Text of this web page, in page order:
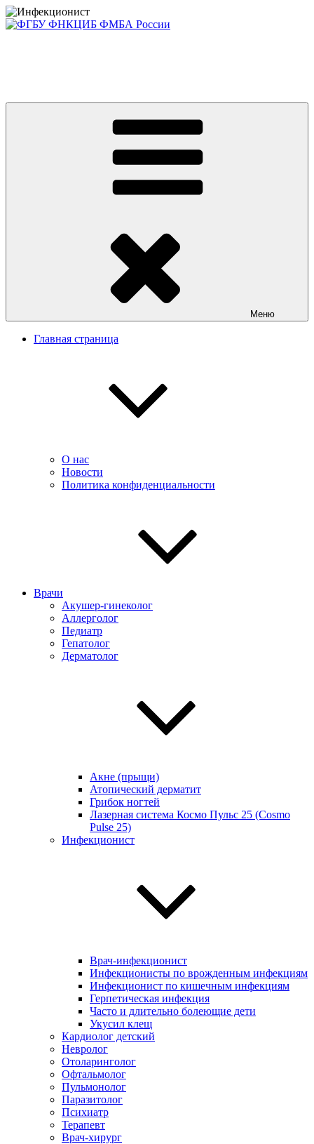
Перейти
к
Меню
Главная страница
О нас
Новости
Политика конфиденциальности
Врачи
Акушер-гинеколог
Аллерголог
Педиатр
Гепатолог
Дерматолог
Акне (прыщи)
Атопический дерматит
Грибок ногтей
Лазерная система Космо Пульс 25 (Cosmo
Pulse 25)
Инфекционист
Врач-инфекционист
Инфекционисты по врожденным инфекциям
Инфекционист по кишечным инфекциям
Герпетическая инфекция
Часто и длительно болеющие дети
Укусил клещ
Кардиолог детский
Невролог
Отоларинголог
Офтальмолог
Пульмонолог
Паразитолог
Психиатр
Терапевт
Врач-хирург